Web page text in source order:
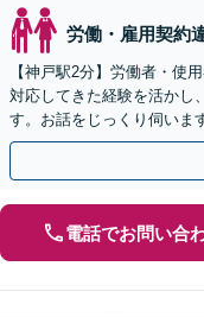
労働・雇用契約
【神戸駅2分】労働者・使
対応してきた経験を活かし
す。お話をじっくり伺いま
さい【夜間・休日相談可（
電話でお問い合